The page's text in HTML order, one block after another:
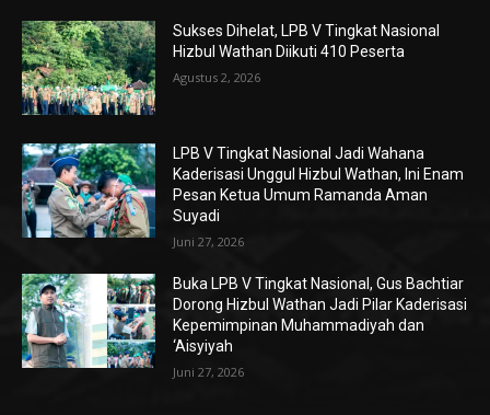
Sukses Dihelat, LPB V Tingkat Nasional
Hizbul Wathan Diikuti 410 Peserta
Agustus 2, 2026
LPB V Tingkat Nasional Jadi Wahana
Kaderisasi Unggul Hizbul Wathan, Ini Enam
Pesan Ketua Umum Ramanda Aman
Suyadi
Juni 27, 2026
Buka LPB V Tingkat Nasional, Gus Bachtiar
Dorong Hizbul Wathan Jadi Pilar Kaderisasi
Kepemimpinan Muhammadiyah dan
‘Aisyiyah
Juni 27, 2026